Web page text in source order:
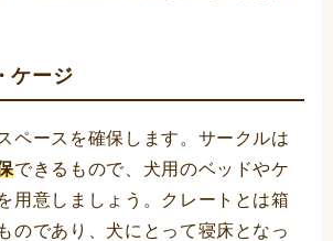
ケージ
ペースを確保します。サークルは
できるもので、犬用のベッドやケ
用意しましょう。クレートとは箱
のであり、犬にとって寝床となっ